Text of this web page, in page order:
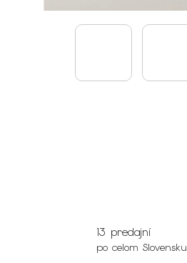
13 predajní
po celom Slovensku